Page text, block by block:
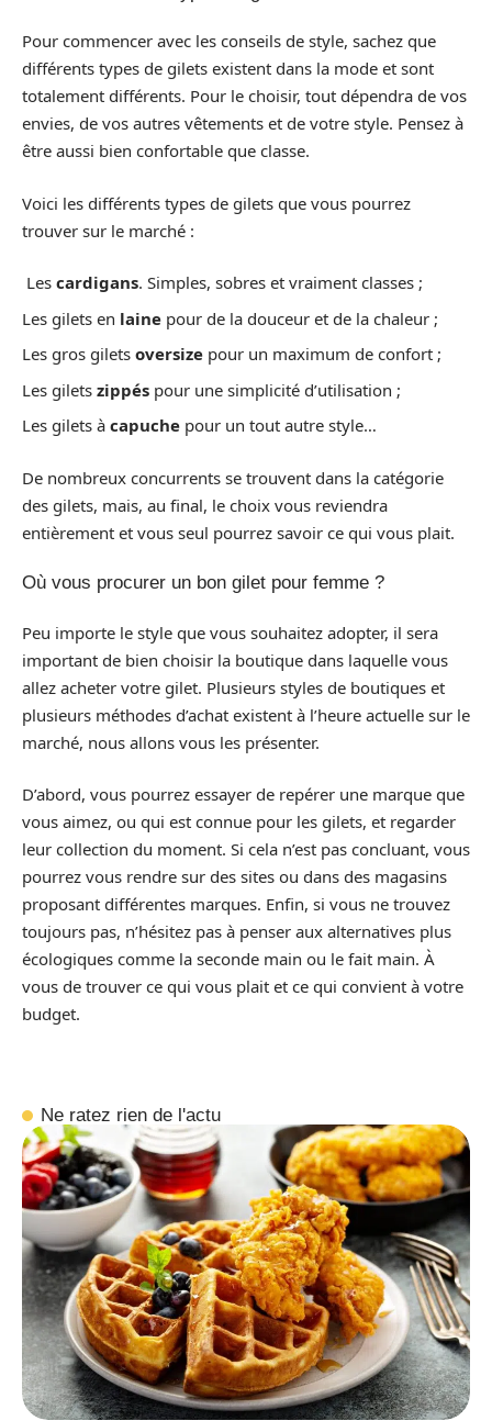
Pour commencer avec les conseils de style, sachez que
différents types de gilets existent dans la mode et sont
totalement différents. Pour le choisir, tout dépendra de vos
envies, de vos autres vêtements et de votre style. Pensez à
être aussi bien confortable que classe.
Voici les différents types de gilets que vous pourrez
trouver sur le marché :
Les cardigans. Simples, sobres et vraiment classes ;
Les gilets en laine pour de la douceur et de la chaleur ;
Les gros gilets oversize pour un maximum de confort ;
Les gilets zippés pour une simplicité d’utilisation ;
Les gilets à capuche pour un tout autre style…
De nombreux concurrents se trouvent dans la catégorie
des gilets, mais, au final, le choix vous reviendra
entièrement et vous seul pourrez savoir ce qui vous plait.
Où vous procurer un bon gilet pour femme ?
Peu importe le style que vous souhaitez adopter, il sera
important de bien choisir la boutique dans laquelle vous
allez acheter votre gilet. Plusieurs styles de boutiques et
plusieurs méthodes d’achat existent à l’heure actuelle sur le
marché, nous allons vous les présenter.
D’abord, vous pourrez essayer de repérer une marque que
vous aimez, ou qui est connue pour les gilets, et regarder
leur collection du moment. Si cela n’est pas concluant, vous
pourrez vous rendre sur des sites ou dans des magasins
proposant différentes marques. Enfin, si vous ne trouvez
toujours pas, n’hésitez pas à penser aux alternatives plus
écologiques comme la seconde main ou le fait main. À
vous de trouver ce qui vous plait et ce qui convient à votre
budget.
Ne ratez rien de l'actu